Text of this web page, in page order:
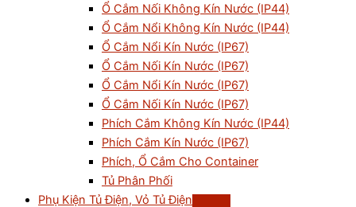
Ổ Cắm Nối Không Kín Nước (IP44)
Ổ Cắm Nổi Không Kín Nước (IP44)
Ổ Cắm Nổi Kín Nước (IP67)
Ổ Cắm Nối Kín Nước (IP67)
Ổ Cắm Nổi Kín Nước (IP67)
Ổ Cắm Nối Kín Nước (IP67)
Phích Cắm Không Kín Nước (IP44)
Phích Cắm Kín Nước (IP67)
Phích, Ổ Cắm Cho Container
Tủ Phân Phối
Phụ Kiện Tủ Điện, Vỏ Tủ Điện